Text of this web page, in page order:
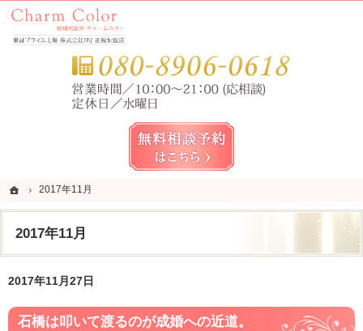
ホーム
2017年11月
2017年11月
錦糸町・亀戸・平井の結婚相談所なら当相談所へ。
錦糸町・亀戸・平井の結婚相談所なら短期成婚を目指すCharm Color (チャームカラー)
2017年11月27日
石橋は叩いて渡るのが成婚への近道。
ホーム
2017年11月